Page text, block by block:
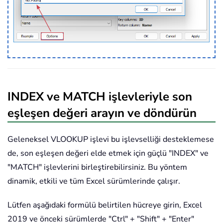
INDEX ve MATCH işlevleriyle son
eşleşen değeri arayın ve döndürün
Geleneksel VLOOKUP işlevi bu işlevselliği desteklemese
de, son eşleşen değeri elde etmek için güçlü "INDEX" ve
"MATCH" işlevlerini birleştirebilirsiniz. Bu yöntem
dinamik, etkili ve tüm Excel sürümlerinde çalışır.
Lütfen aşağıdaki formülü belirtilen hücreye girin, Excel
2019 ve önceki sürümlerde "Ctrl" + "Shift" + "Enter"